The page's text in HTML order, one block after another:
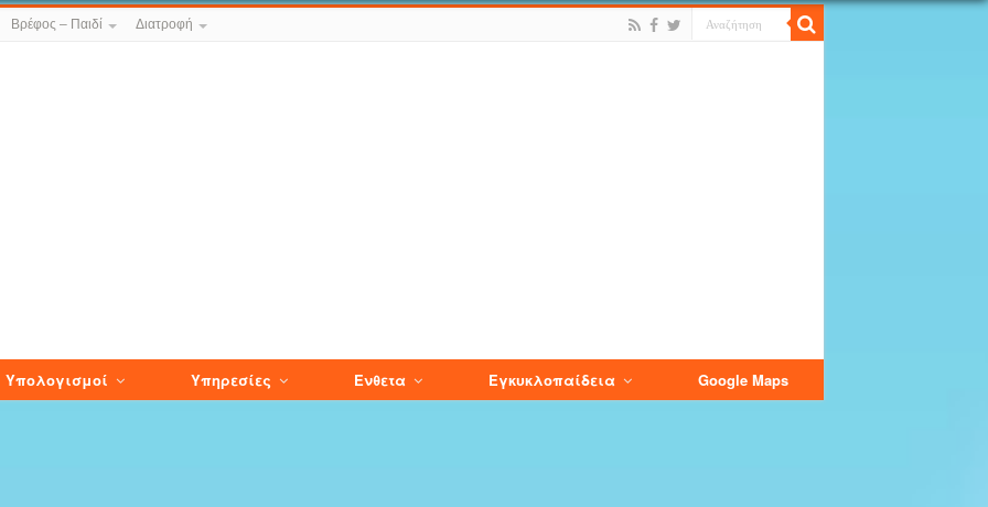
Βρέφος – Παιδί Διατροφή
Υπολογισμοί Υπηρεσίες Ενθετα Εγκυκλοπαίδεια Google Maps